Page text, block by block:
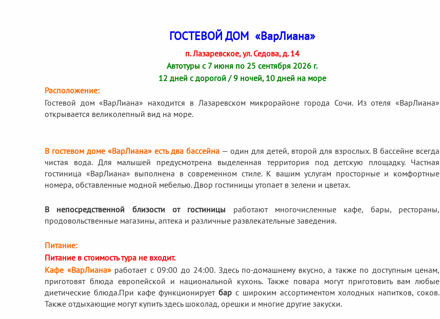
ГОСТЕВОЙ ДОМ «ВарЛиана»
п. Лазаревское, ул. Седова, д. 14
Автотуры с 7 июня по 25 сентября 2026 г.
12 дней с дорогой / 9 ночей, 10 дней на море
Расположение:
Гостевой дом «ВарЛиана» находится в Лазаревском микрорайоне города Сочи. Из отеля «ВарЛиана»
открывается великолепный вид на море.
В гостевом доме «ВарЛиана» есть два бассейна — один для детей, второй для взрослых. В бассейне всегда
чистая вода. Для малышей предусмотрена выделенная территория под детскую площадку. Частная
гостиница «ВарЛиана» выполнена в современном стиле. К вашим услугам просторные и комфортные
номера, обставленные модной мебелью. Двор гостиницы утопает в зелени и цветах.
В непосредственной близости от гостиницы работают многочисленные кафе, бары, рестораны,
продовольственные магазины, аптека и различные развлекательные заведения.
Питание:
Питание в стоимость тура не входит.
Кафе «ВарЛиана»работает с 09:00 до 24:00. Здесь по-домашнему вкусно, а также по доступным ценам,
приготовят блюда европейской и национальной кухонь. Также повара могут приготовить вам любые
диетические блюда.При кафе функционируетбар с широким ассортиментом холодных напитков, соков.
Также отдыхающие могут купить здесь шоколад, орешки и многие другие закуски.